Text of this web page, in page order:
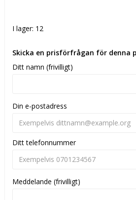
I lager: 12
Skicka en prisförfrågan för denna
Ditt namn (frivilligt)
Din e-postadress
Ditt telefonnummer
Meddelande (frivilligt)